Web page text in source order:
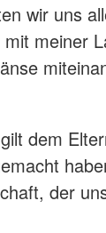
wir uns
meiner
dem
der